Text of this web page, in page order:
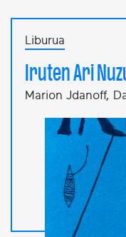
Liburua
Iruten Ari
Marion Jdanoff,